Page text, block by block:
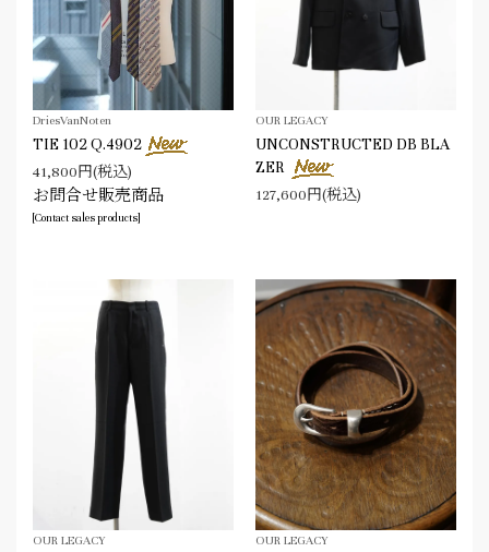
DriesVanNoten
TIE 102 Q.4902
41,800円(税込)
お問合せ販売商品
[Contact sales products]
OUR LEGACY
UNCONSTRUCTED DB BLA
ZER
127,600円(税込)
OUR LEGACY OUR LEGACY